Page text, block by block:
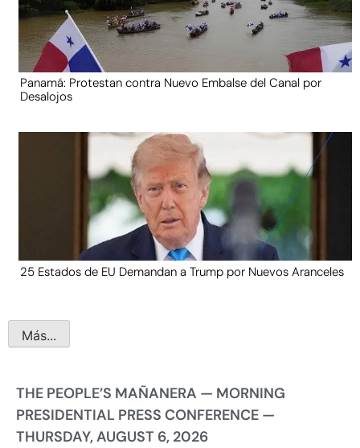
Panamá: Protestan contra Nuevo Embalse del Canal por
Desalojos
25 Estados de EU Demandan a Trump por Nuevos Aranceles
Más...
THE PEOPLE’S MAÑANERA — MORNING
PRESIDENTIAL PRESS CONFERENCE —
THURSDAY, AUGUST 6, 2026